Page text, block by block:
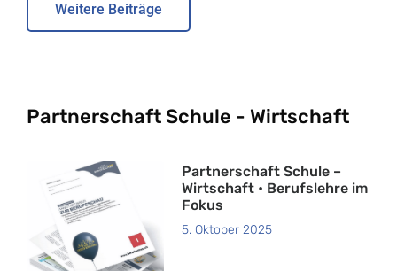
Weitere Beiträge
Partnerschaft Schule - Wirtschaft
Partnerschaft Schule –
Wirtschaft • Berufslehre im
Fokus
5. Oktober 2025